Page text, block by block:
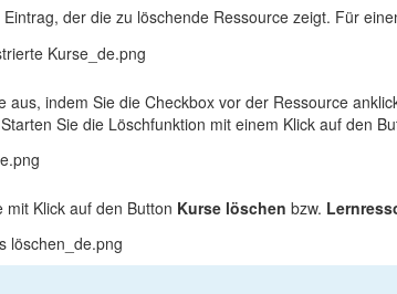
Eintrag, der die zu löschende Ressource zeigt. Für
aus, indem Sie die Checkbox vor der Ressource
Sie die Löschfunktion mit einem Klick auf den
Klick auf den Button Kurse löschen bzw.